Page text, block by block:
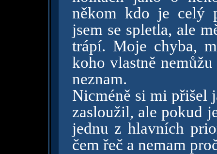
někom kdo je celý
jsem se spletla, ale
trápí. Moje chyba,
koho vlastně
neznam.
Nicméně si mi přišel
zasloužil, ale pokud
jednu z hlavních
čem řeč a nemam